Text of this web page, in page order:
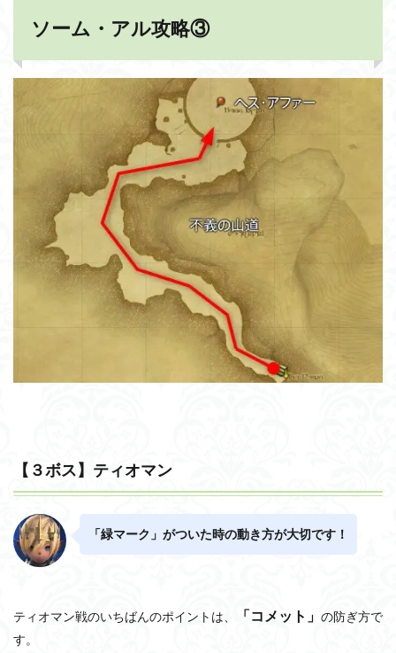
ソーム・アル攻略③
【３ボス】ティオマン
「緑マーク」がついた時の動き方が大切です！
ティオマン戦のいちばんのポイントは、 「コメット」 の防ぎ方で
す。